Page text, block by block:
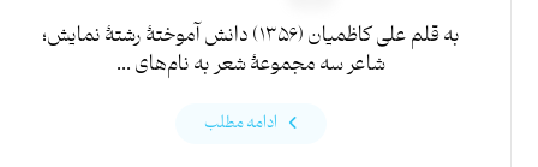
به قلم علی کاظمیان (۱۳۵۶) دانش آموختۀ رشتۀ نمایش؛
شاعر سه مجموعۀ شعر به نام‌های ...
ادامه مطلب